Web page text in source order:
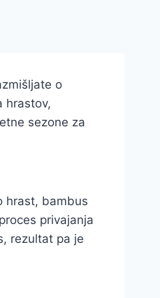
o
hrastov,
sezone za
hrast, bambus
privajanja
rezultat pa je